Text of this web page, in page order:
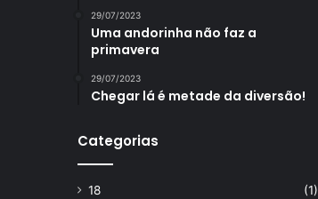
29/07/2023
Uma andorinha não faz a
primavera
29/07/2023
Chegar lá é metade da diversão!
Categorias
18
(1)